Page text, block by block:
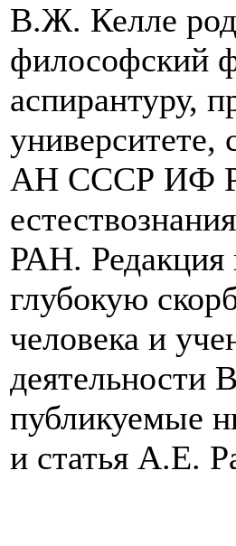
В.Ж. Келле
философский
аспирантуру,
университете,
АН СССР ИФ
РАН. Редакция
глубокую
человека и
деятельности
публикуемые
и статья А.Е.